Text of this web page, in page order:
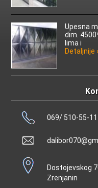
Upesna
dim.
lima i
Detaljnije
069/ 510-55-11
Dostojevskog
Zrenjanin